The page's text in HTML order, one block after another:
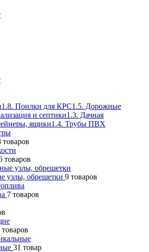
1.8. Поилки для КРС1.5. Дорожные
и септики1.3. Дачная
ящики1.4. Трубы ПВХ
товаров
товаров
узлы, обрешетки 9 товаров
7 товаров
товаров
31 товар